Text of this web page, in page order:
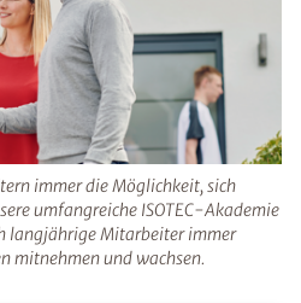
immer die Möglichkeit, sich
umfangreiche ISOTEC-Akademie
langjährige Mitarbeiter immer
mitnehmen und wachsen.